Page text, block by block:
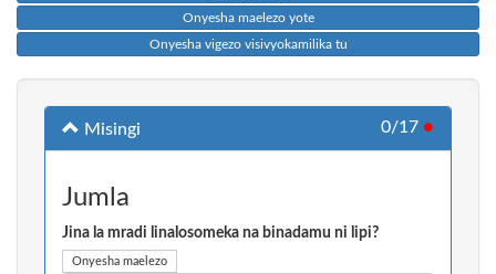
Onyesha maelezo yote
Onyesha vigezo visivyokamilika tu
Misingi 0/17 ●
Jumla
Jina la mradi linalosomeka na binadamu ni lipi?
Onyesha maelezo